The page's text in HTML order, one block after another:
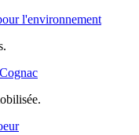
l'environnement